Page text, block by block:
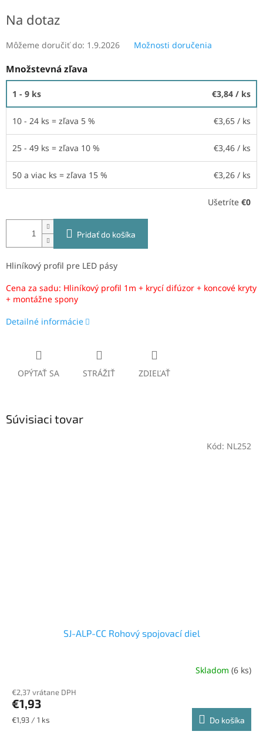
Na dotaz
Môžeme doručiť do: 1.9.2026 Možnosti doručenia
Množstevná zľava
1 - 9 ks €3,84 / ks
10 - 24 ks = zľava 5 % €3,65 / ks
25 - 49 ks = zľava 10 % €3,46 / ks
50 a viac ks = zľava 15 % €3,26 / ks
Ušetríte €0
Pridať do košíka
Hliníkový profil pre LED pásy
Cena za sadu: Hliníkový profil 1m + krycí difúzor + koncové kryty
+ montážne spony
Detailné informácie
OPÝTAŤ SA STRÁŽIŤ ZDIEĽAŤ
Súvisiaci tovar
SJ-ALP-CC Rohový spojovací diel
Skladom (6 ks)
€2,37 vrátane DPH
€1,93
Jednotková
€1,93 / 1 ks Do košíka
Kód: NL252